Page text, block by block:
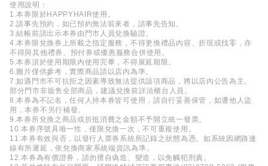
使用說明：
1.本券限於HAPPYHAIR使用。
2.請事先預約，如已預約無法前來者，請事先告知。
3.結帳前請出示本券由門市人員兌換驗證。
4.本券限兌換券上所載之指定服務，不得更換禮品內容、折現或找零，亦
不得與其他禮券、預付券或優惠服務合併使用。
5.本券須於使用期限內使用完畢，不得展延期限。
6.圖片僅供參考，實際商品請以店內為準。
7.如遇門市不可抗拒之因素導致無法提供該項商品，將以店內公告為主。
部分門市非販售全部商品，建議兌換前詳洽櫃台人員。
8.本券為不記名，任何人持本券皆可使用，請自行妥善保管，如遭他人盜
用，本券不另行補發。
9.本券所兌換之商品或折抵消費之金額不予開立統一發票。
10.本券序號具唯一性，僅限兌換一次，不可重複使用。
11.本券有效與否，以發行人票券系統所記錄之狀態為憑。如系統因網路連
線有所遲延，依兌換商家系統端資訊為準。
12.本券為有價證券，請勿擅自偽造、變造，以免觸犯刑責。